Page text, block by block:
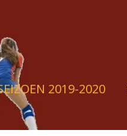
hoofdcontent
2019-2020
MEER…